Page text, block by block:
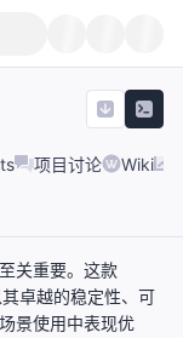
项目讨论 Wiki
关重要。这款
卓越的稳定性、可
景使用中表现优